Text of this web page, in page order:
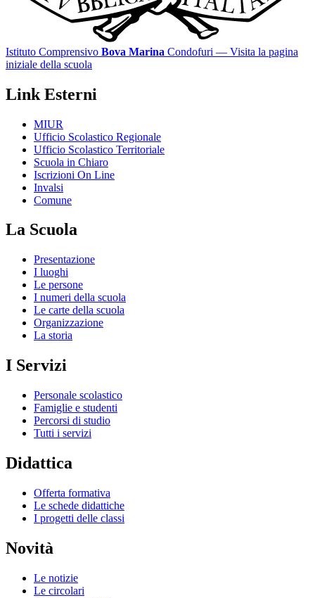
Istituto Comprensivo Bova Marina Condofuri — Visita la pagina
iniziale della scuola
Link Esterni
MIUR
Ufficio Scolastico Regionale
Ufficio Scolastico Territoriale
Scuola in Chiaro
Iscrizioni On Line
Invalsi
Comune
La Scuola
Presentazione
I luoghi
Le persone
I numeri della scuola
Le carte della scuola
Organizzazione
La storia
I Servizi
Personale scolastico
Famiglie e studenti
Percorsi di studio
Tutti i servizi
Didattica
Offerta formativa
Le schede didattiche
I progetti delle classi
Novità
Le notizie
Le circolari